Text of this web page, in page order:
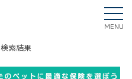
MENU
検索結果